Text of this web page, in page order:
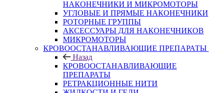
НАКОНЕЧНИКИ И МИКРОМОТОРЫ
УГЛОВЫЕ И ПРЯМЫЕ НАКОНЕЧНИКИ
РОТОРНЫЕ ГРУППЫ
АКСЕССУАРЫ ДЛЯ НАКОНЕЧНИКОВ
МИКРОМОТОРЫ
КРОВООСТАНАВЛИВАЮЩИЕ ПРЕПАРАТЫ
Назад
КРОВООСТАНАВЛИВАЮЩИЕ
ПРЕПАРАТЫ
РЕТРАКЦИОННЫЕ НИТИ